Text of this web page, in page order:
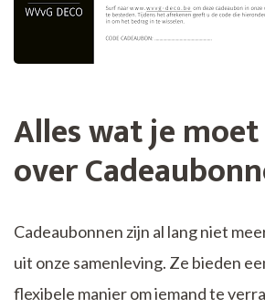
Alles wat je
over
Cadeaubonnen zijn al lang niet
uit onze samenleving. Ze bieden
flexibele manier om iemand te